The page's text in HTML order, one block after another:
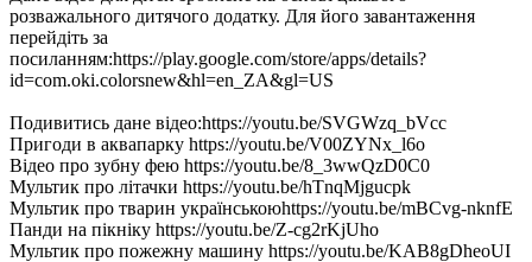
розважального дитячого додатку. Для його завантаження
перейдіть за
посиланням:https://play.google.com/store/apps/details?
id=com.oki.colorsnew&hl=en_ZA&gl=US
Подивитись дане відео:https://youtu.be/SVGWzq_bVcc
Пригоди в аквапарку https://youtu.be/V00ZYNx_l6o
Відео про зубну фею https://youtu.be/8_3wwQzD0C0
Мультик про літачки https://youtu.be/hTnqMjgucpk
Мультик про тварин українськоюhttps://youtu.be/mBCvg-nknfE
Панди на пікніку https://youtu.be/Z-cg2rKjUho
Мультик про пожежну машину https://youtu.be/KAB8gDheoUI